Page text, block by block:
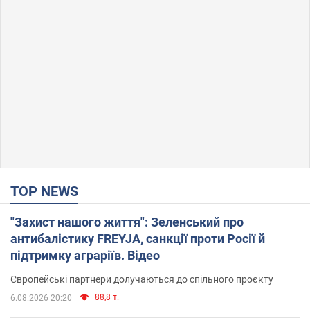
TOP NEWS
"Захист нашого життя": Зеленський про
антибалістику FREYJA, санкції проти Росії й
підтримку аграріїв. Відео
Європейські партнери долучаються до спільного проєкту
6.08.2026 20:20 88,8 т.